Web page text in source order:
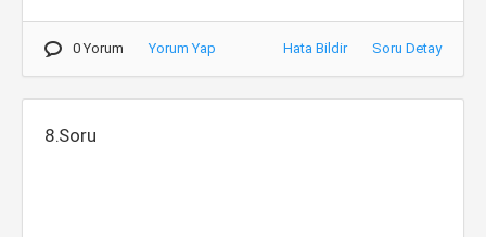
0 Yorum Yorum Yap Hata Bildir Soru Detay
8.Soru